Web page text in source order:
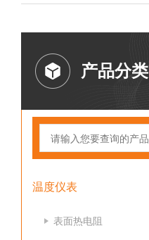
产品分类
温度仪表
表面热电阻